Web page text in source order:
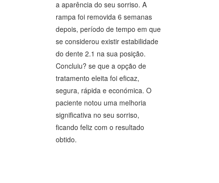
a aparência do seu sorriso. A
rampa foi removida 6 semanas
depois, período de tempo em que
se considerou existir estabilidade
do dente 2.1 na sua posição.
Concluiu? se que a opção de
tratamento eleita foi eficaz,
segura, rápida e económica. O
paciente notou uma melhoria
significativa no seu sorriso,
ficando feliz com o resultado
obtido.